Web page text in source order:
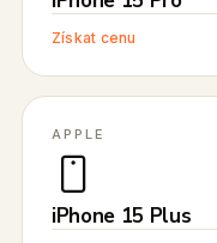
Získat cenu
APPLE
iPhone 15 Plus